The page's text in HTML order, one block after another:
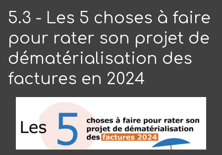
5.3 - Les 5 choses à faire
pour rater son projet de
dématérialisation des
factures en 2024